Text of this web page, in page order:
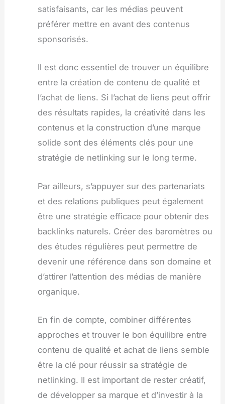
satisfaisants, car les médias peuvent
préférer mettre en avant des contenus
sponsorisés.
Il est donc essentiel de trouver un équilibre
entre la création de contenu de qualité et
l’achat de liens. Si l’achat de liens peut offrir
des résultats rapides, la créativité dans les
contenus et la construction d’une marque
solide sont des éléments clés pour une
stratégie de netlinking sur le long terme.
Par ailleurs, s’appuyer sur des partenariats
et des relations publiques peut également
être une stratégie efficace pour obtenir des
backlinks naturels. Créer des baromètres ou
des études régulières peut permettre de
devenir une référence dans son domaine et
d’attirer l’attention des médias de manière
organique.
En fin de compte, combiner différentes
approches et trouver le bon équilibre entre
contenu de qualité et achat de liens semble
être la clé pour réussir sa stratégie de
netlinking. Il est important de rester créatif,
de développer sa marque et d’investir à la